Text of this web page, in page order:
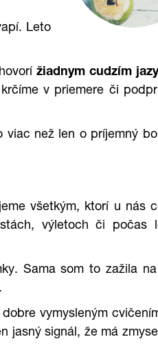
Leto
žiadnym cudzím
v priemere či
viac než len o príjemný
všetkým, ktorí u nás
výletoch či počas
Sama som to zažila
vymysleným
jasný signál, že má